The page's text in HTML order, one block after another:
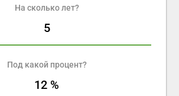
На сколько лет?
5
Под какой процент?
12 %